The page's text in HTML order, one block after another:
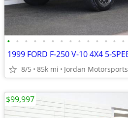
• • • • • • • • • • • • • •
8/5 85k mi Jordan Motorsports
$99,997